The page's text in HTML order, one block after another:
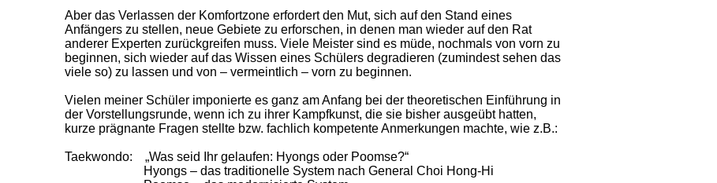
Aber das Verlassen der Komfortzone erfordert den Mut, sich auf den Stand eines
Anfängers zu stellen, neue Gebiete zu erforschen, in denen man wieder auf den Rat
anderer Experten zurückgreifen muss. Viele Meister sind es müde, nochmals von vorn zu
beginnen, sich wieder auf das Wissen eines Schülers degradieren (zumindest sehen das
viele so) zu lassen und von – vermeintlich – vorn zu beginnen.
Vielen meiner Schüler imponierte es ganz am Anfang bei der theoretischen Einführung in
der Vorstellungsrunde, wenn ich zu ihrer Kampfkunst, die sie bisher ausgeübt hatten,
kurze prägnante Fragen stellte bzw. fachlich kompetente Anmerkungen machte, wie z.B.:
Taekwondo: „Was seid Ihr gelaufen: Hyongs oder Poomse?“
Hyongs – das traditionelle System nach General Choi Hong-Hi